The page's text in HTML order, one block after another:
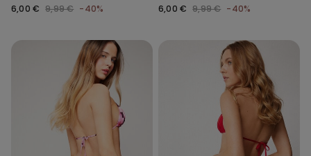
6,00 € 9,99 € -40%
6,00 € 9,99 € -40%